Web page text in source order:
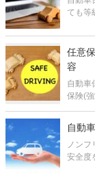
ても等
がどん
ないの
任意
容
自動車
保険(
自動
自賠責
自動
ノン
安全度